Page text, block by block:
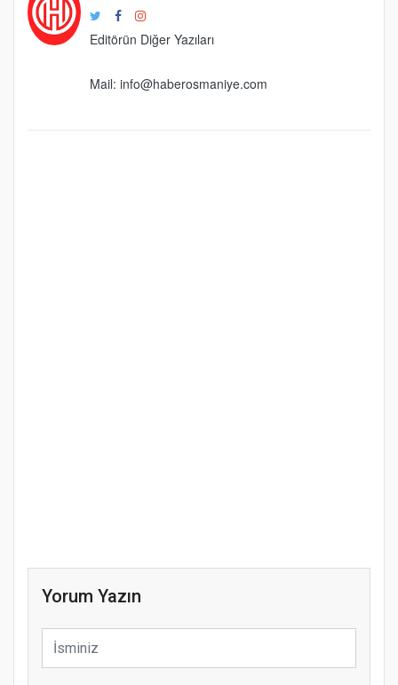
Editörün Diğer Yazıları
Mail: info@haberosmaniye.com
Yorum Yazın